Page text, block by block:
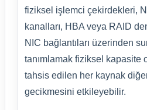
fiziksel işlemci çekirdekleri,
kanalları, HBA veya RAID
NIC bağlantıları üzerinden
tanımlamak fiziksel kapasite
tahsis edilen her kaynak
gecikmesini etkileyebilir.